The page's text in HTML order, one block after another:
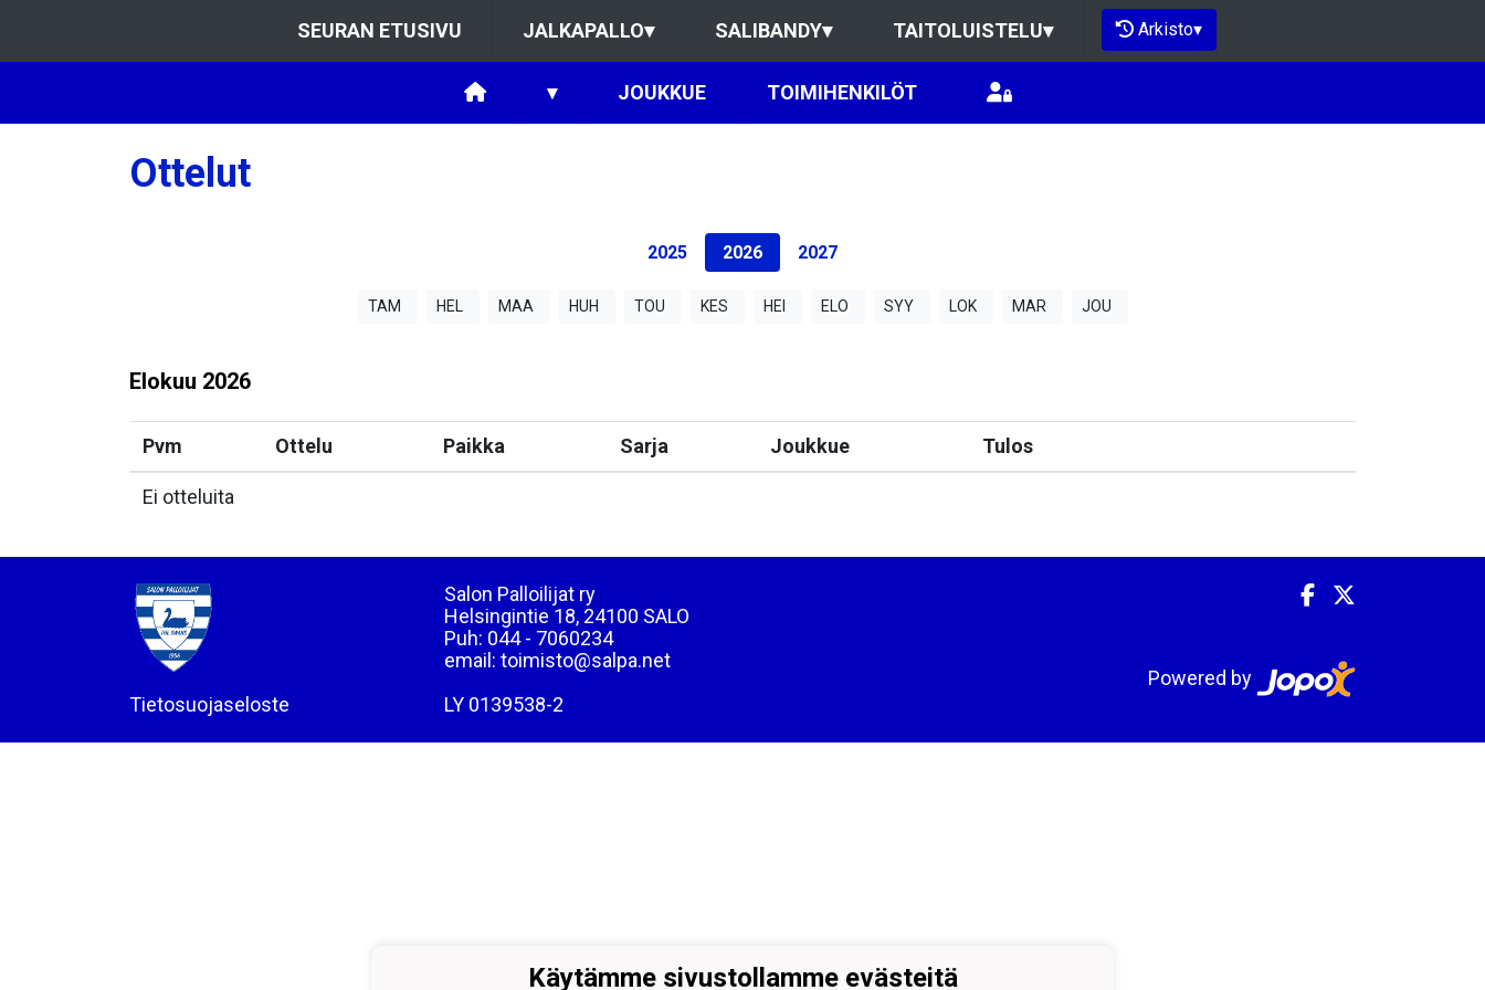
SEURAN ETUSIVU JALKAPALLO▾ SALIBANDY▾ TAITOLUISTELU▾ Arkisto▾
▾ JOUKKUE TOIMIHENKILÖT
Ottelut
2025 2026 2027
TAM HEL MAA HUH TOU KES HEI ELO SYY LOK MAR JOU
Elokuu 2026
Pvm Ottelu Paikka Sarja Joukkue Tulos
Ei otteluita
Tietosuojaseloste
Salon Palloilijat ry
Helsingintie 18, 24100 SALO
Puh: 044 - 7060234
email: toimisto@salpa.net
LY 0139538-2
Powered by
Käytämme sivustollamme evästeitä